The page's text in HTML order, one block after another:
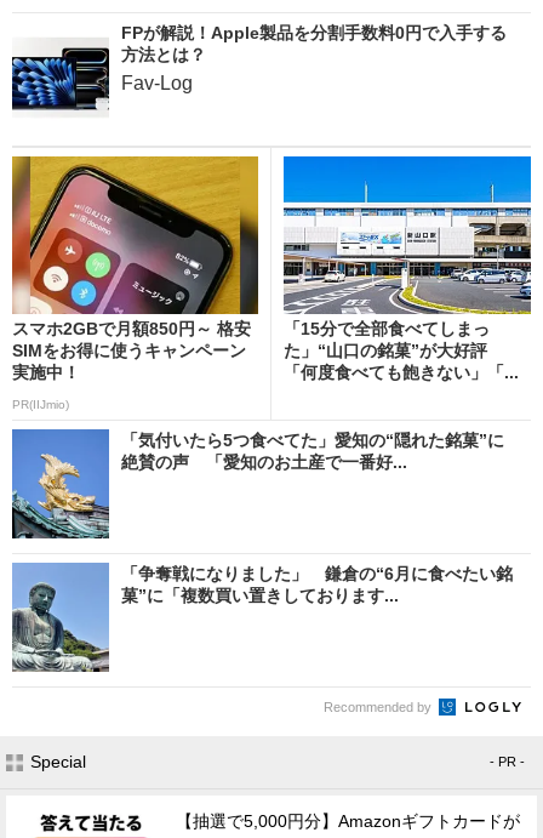
FPが解説！Apple製品を分割手数料0円で入手する
方法とは？
Fav-Log
スマホ2GBで月額850円～ 格安
SIMをお得に使うキャンペーン
実施中！
PR(IIJmio)
「15分で全部食べてしまっ
た」“山口の銘菓”が大好評
「何度食べても飽きない」「...
「気付いたら5つ食べてた」愛知の“隠れた銘菓”に
絶賛の声 「愛知のお土産で一番好...
「争奪戦になりました」 鎌倉の“6月に食べたい銘
菓”に「複数買い置きしております...
Recommended by
Special - PR -
【抽選で5,000円分】Amazonギフトカードが